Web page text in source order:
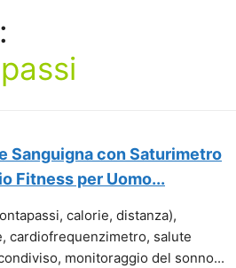
Sanguigna con Saturimetro
Fitness per Uomo...
calorie, distanza),
cardiofrequenzimetro, salute
monitoraggio del sonno...